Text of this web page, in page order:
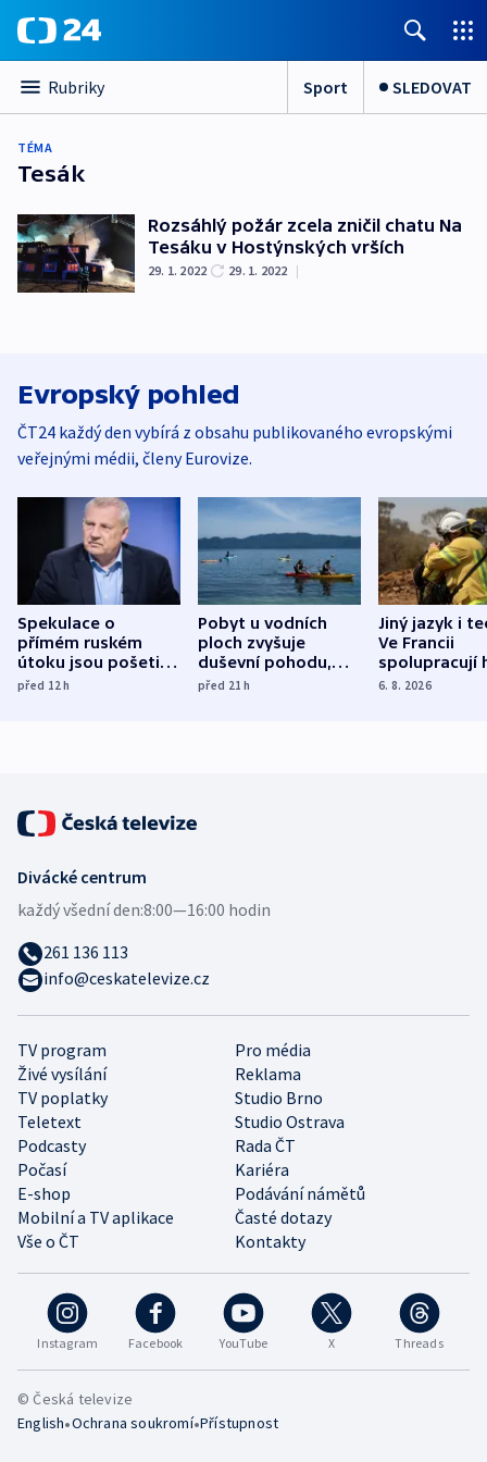
Rubriky Sport SLEDOVAT
TÉMA
Tesák
Rozsáhlý požár zcela zničil chatu Na
Tesáku v Hostýnských vrších
29. 1. 2022 29. 1. 2022 |
Evropský pohled
ČT24 každý den vybírá z obsahu publikovaného evropskými
veřejnými médii, členy Eurovize.
Spekulace o
přímém ruském
útoku jsou pošetilé,
míní estonský
před 12h
Pobyt u vodních
ploch zvyšuje
duševní pohodu,
ukázala
před 21h
Jiný jazyk i
Ve Francii
spolupracují
různých zemí
6. 8. 2026
Instagram Facebook YouTube X Threads
TV program
Pro média
Živé vysílání
Reklama
TV poplatky
Studio Brno
Teletext
Studio Ostrava
Podcasty
Rada ČT
Počasí
Kariéra
E-shop
Podávání námětů
Mobilní a TV aplikace
Časté dotazy
Vše o ČT
Kontakty
Divácké centrum
každý všední den:8:00—16:00 hodin
261 136 113
info@ceskatelevize.cz
© Česká televize
English•Ochrana soukromí•Přístupnost